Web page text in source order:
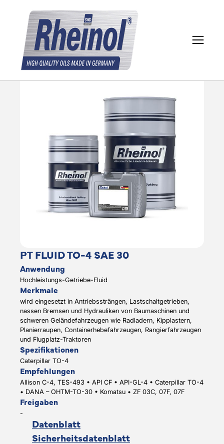
PT FLUID TO-4 SAE 30
Anwendung
Hochleistungs-Getriebe-Fluid
Merkmale
wird eingesetzt in Antriebssträngen, Lastschaltgetrieben,
nassen Bremsen und Hydrauliken von Baumaschinen und
schweren Geländefahrzeugen wie Radladern, Kipplastern,
Planierraupen, Containerhebefahrzeugen, Rangierfahrzeugen
und Flugplatz-Traktoren
Spezifikationen
Caterpillar TO-4
Empfehlungen
Allison C-4, TES-493 • API CF • API-GL-4 • Caterpillar TO-4
• DANA – OHTM-TO-30 • Komatsu • ZF 03C, 07F, 07F
Freigaben
-
Datenblatt
Sicherheitsdatenblatt